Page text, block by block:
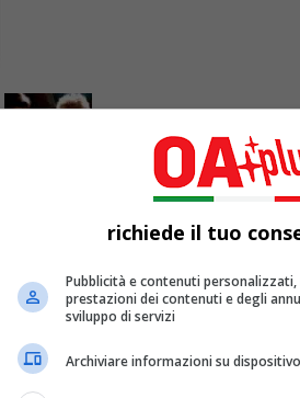
un ritorno al
film cult con David Bowie ed una
richiede il tuo
Pubblicità e contenuti
prestazioni dei contenuti e degli
sviluppo di servizi
Archiviare informazioni su